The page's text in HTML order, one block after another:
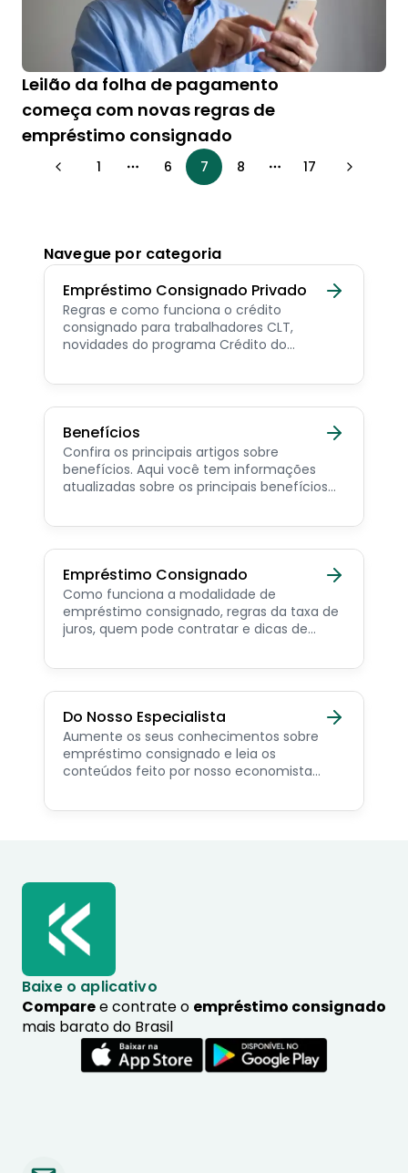
Leilão da folha de pagamento
começa com novas regras de
empréstimo consignado
1 More pages
6 7 8 More pages
17
Navegue por categoria
Empréstimo Consignado Privado
Regras e como funciona o crédito
consignado para trabalhadores CLT,
novidades do programa Crédito do
consignado privado.
Benefícios
Confira os principais artigos sobre
benefícios. Aqui você tem informações
atualizadas sobre os principais benefícios
pensionista e beneficiários de programas
Empréstimo Consignado
Como funciona a modalidade de
empréstimo consignado, regras da taxa de
juros, quem pode contratar e dicas de
Do Nosso Especialista
Aumente os seus conhecimentos sobre
empréstimo consignado e leia os
conteúdos feito por nosso economista
Baixe o aplicativo
Comparee contrate o empréstimo consignado
mais barato do Brasil